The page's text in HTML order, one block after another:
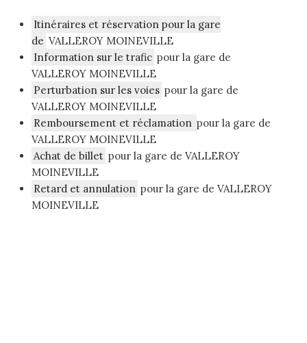
Itinéraires et réservation pour la gare
de VALLEROY MOINEVILLE
Information sur le trafic pour la gare de
VALLEROY MOINEVILLE
Perturbation sur les voies pour la gare de
VALLEROY MOINEVILLE
Remboursement et réclamation pour la gare de
VALLEROY MOINEVILLE
Achat de billet pour la gare de VALLEROY
MOINEVILLE
Retard et annulation pour la gare de VALLEROY
MOINEVILLE